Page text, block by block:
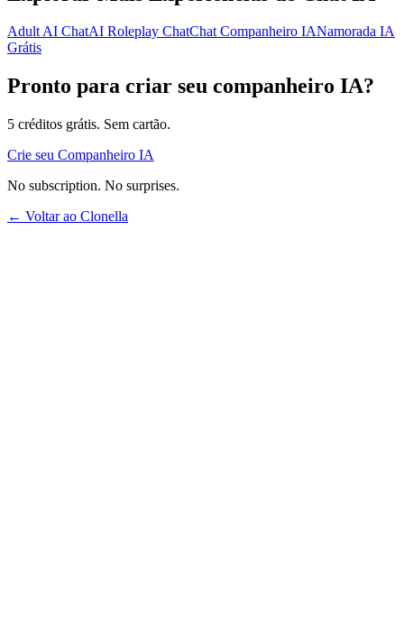
Adult AI ChatAI Roleplay ChatChat Companheiro IANamorada IA
Grátis
Pronto para criar seu companheiro IA?
5 créditos grátis. Sem cartão.
Crie seu Companheiro IA
No subscription. No surprises.
← Voltar ao Clonella